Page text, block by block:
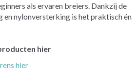
als ervaren breiers. Dankzij de
en nylonversterking is het praktisch én
hier
hier